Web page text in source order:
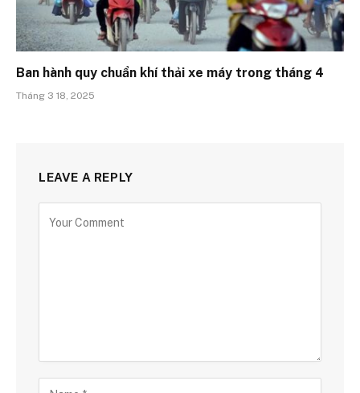
Ban hành quy chuẩn khí thải xe máy trong tháng 4
Tháng 3 18, 2025
LEAVE A REPLY